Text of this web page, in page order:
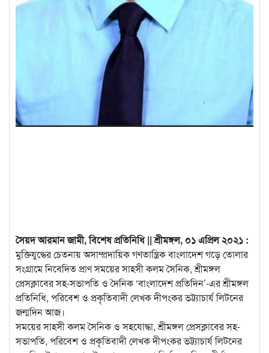
সৈয়দ আরমান জামী, বিশেষ প্রতিনিধি || শ্রীমঙ্গল, ০১ এপ্রিল ২০২১ :
মুক্তিযুদ্ধের চেতনায় অসাম্প্রদায়িক গণতান্ত্রিক বাংলাদেশ গড়ে তোলার
সংগ্রামে নিবেদিত প্রাণ সময়ের সাহসী কলম সৈনিক, শ্রীমঙ্গল
প্রেসক্লাবের সহ-সভাপতি ও দৈনিক ‘বাংলাদেশ প্রতিদিন’-এরশ্রীমঙ্গল
প্রতিনিধি, পরিবেশ ও প্রকৃতিবাদী লেখক দীপংকর ভট্ট্যাচার্য লিটনের
জন্মদিন আজ।
সময়ের সাহসী কলম সৈনিক ও সহযোদ্ধা, শ্রীমঙ্গল প্রেসক্লাবের সহ-
সভাপতি, পরিবেশ ও প্রকৃতিবাদী লেখক দীপংকর ভট্ট্যাচার্য লিটনের